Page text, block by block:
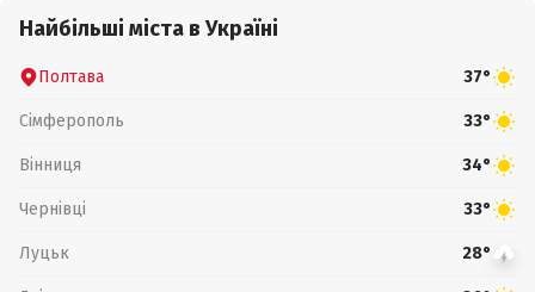
Найбільші міста в Україні
Полтава 37°
Сімферополь 33°
Вінниця 34°
Чернівці 33°
Луцьк 28°